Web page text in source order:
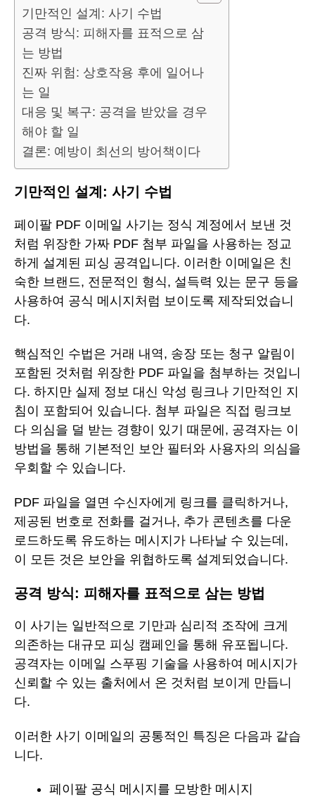
기만적인 설계: 사기 수법
공격 방식: 피해자를 표적으로 삼
는 방법
진짜 위험: 상호작용 후에 일어나
는 일
대응 및 복구: 공격을 받았을 경우
해야 할 일
결론: 예방이 최선의 방어책이다
기만적인 설계: 사기 수법
페이팔 PDF 이메일 사기는 정식 계정에서 보낸 것
처럼 위장한 가짜 PDF 첨부 파일을 사용하는 정교
하게 설계된 피싱 공격입니다. 이러한 이메일은 친
숙한 브랜드, 전문적인 형식, 설득력 있는 문구 등을
사용하여 공식 메시지처럼 보이도록 제작되었습니
다.
핵심적인 수법은 거래 내역, 송장 또는 청구 알림이
포함된 것처럼 위장한 PDF 파일을 첨부하는 것입니
다. 하지만 실제 정보 대신 악성 링크나 기만적인 지
침이 포함되어 있습니다. 첨부 파일은 직접 링크보
다 의심을 덜 받는 경향이 있기 때문에, 공격자는 이
방법을 통해 기본적인 보안 필터와 사용자의 의심을
우회할 수 있습니다.
PDF 파일을 열면 수신자에게 링크를 클릭하거나,
제공된 번호로 전화를 걸거나, 추가 콘텐츠를 다운
로드하도록 유도하는 메시지가 나타날 수 있는데,
이 모든 것은 보안을 위협하도록 설계되었습니다.
공격 방식: 피해자를 표적으로 삼는 방법
이 사기는 일반적으로 기만과 심리적 조작에 크게
의존하는 대규모 피싱 캠페인을 통해 유포됩니다.
공격자는 이메일 스푸핑 기술을 사용하여 메시지가
신뢰할 수 있는 출처에서 온 것처럼 보이게 만듭니
다.
이러한 사기 이메일의 공통적인 특징은 다음과 같습
니다.
페이팔 공식 메시지를 모방한 메시지